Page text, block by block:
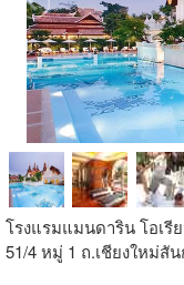
โรงแรมแมนดาริน โอเรี
51/4 หมู่ 1 ถ.เชียงใหม่สั